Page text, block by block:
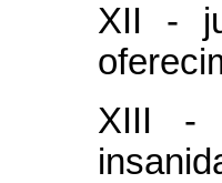
XII -
XIII -